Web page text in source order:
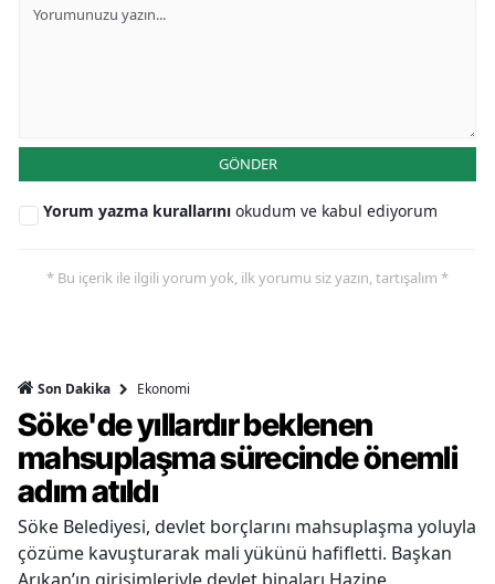
GÖNDER
Yorum yazma kurallarını okudum ve kabul ediyorum
* Bu içerik ile ilgili yorum yok, ilk yorumu siz yazın, tartışalım *
Son Dakika Ekonomi
Söke'de yıllardır beklenen
mahsuplaşma sürecinde önemli
adım atıldı
Söke Belediyesi, devlet borçlarını mahsuplaşma yoluyla
çözüme kavuşturarak mali yükünü hafifletti. Başkan